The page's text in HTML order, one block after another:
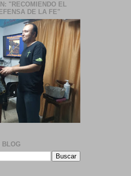
"RECOMIENDO EL
DE LA FE"
BLOG